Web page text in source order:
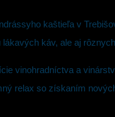
kaštieľa v
káv, ale aj
vinohradníctva a
relax so získaním